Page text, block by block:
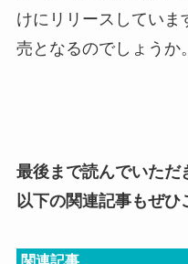
けにリリースしていま
売となるのでしょうか。
最後まで読んでいただ
以下の関連記事もぜひ